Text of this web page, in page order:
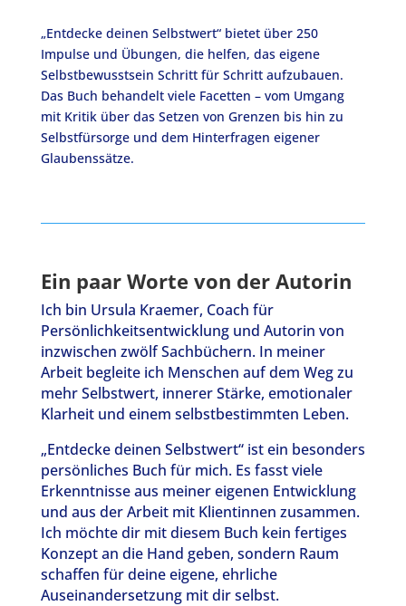
„Entdecke deinen Selbstwert“ bietet über 250
Impulse und Übungen, die helfen, das eigene
Selbstbewusstsein Schritt für Schritt aufzubauen.
Das Buch behandelt viele Facetten – vom Umgang
mit Kritik über das Setzen von Grenzen bis hin zu
Selbstfürsorge und dem Hinterfragen eigener
Glaubenssätze.
Ein paar Worte von der Autorin
Ich bin Ursula Kraemer, Coach für
Persönlichkeitsentwicklung und Autorin von
inzwischen zwölf Sachbüchern. In meiner
Arbeit begleite ich Menschen auf dem Weg zu
mehr Selbstwert, innerer Stärke, emotionaler
Klarheit und einem selbstbestimmten Leben.
„Entdecke deinen Selbstwert“ ist ein besonders
persönliches Buch für mich. Es fasst viele
Erkenntnisse aus meiner eigenen Entwicklung
und aus der Arbeit mit Klientinnen zusammen.
Ich möchte dir mit diesem Buch kein fertiges
Konzept an die Hand geben, sondern Raum
schaffen für deine eigene, ehrliche
Auseinandersetzung mit dir selbst.